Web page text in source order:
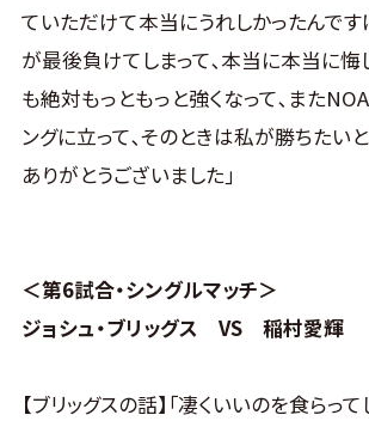
ていただけて本当にうれしかったんで
が最後負けてしまって､本当に本当に悔
も絶対もっともっと強くなって､また
ングに立って､そのときは私が勝ちたい
ありがとうございました｣
＜第6試合・シングルマッチ＞
ジョシュ・ブリッグス VS 稲村愛輝
【ブリッグスの話】｢凄くいいのを食らっ